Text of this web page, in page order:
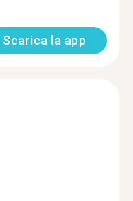
Scarica la app